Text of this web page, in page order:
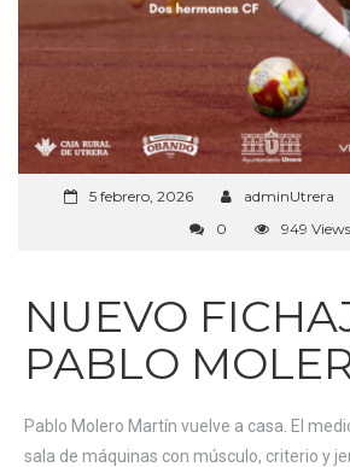
5 febrero, 2026 adminUtrera
0
949 Views
NUEVO
PABLO
Pablo Molero Martín vuelve a casa. El
sala de máquinas con músculo, criterio y